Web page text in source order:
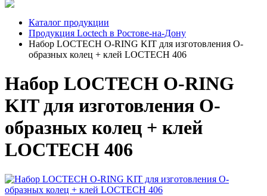
Каталог продукции
Продукция Loctech в Ростове-на-Дону
Набор LOCTECH O-RING KIT для изготовления О-
образных колец + клей LOCTECH 406
Набор LOCTECH O-RING
KIT для изготовления О-
образных колец + клей
LOCTECH 406